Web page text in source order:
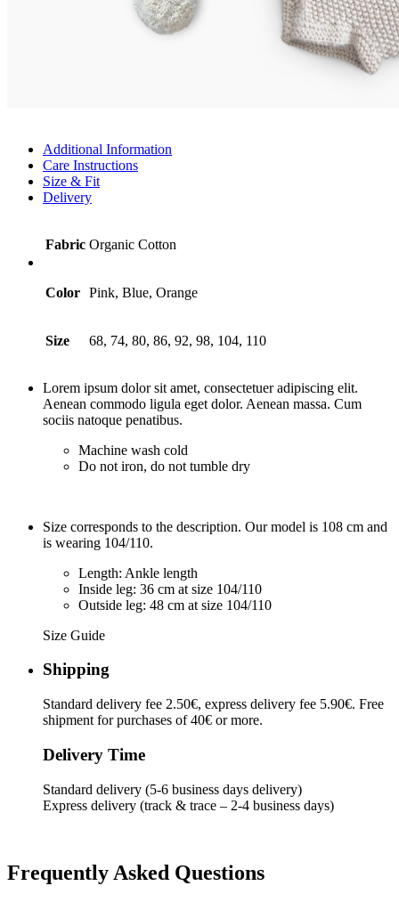
Additional Information
Care Instructions
Size & Fit
Delivery
Fabric Organic Cotton
Color Pink, Blue, Orange
Size 68, 74, 80, 86, 92, 98, 104, 110
Lorem ipsum dolor sit amet, consectetuer adipiscing elit.
Aenean commodo ligula eget dolor. Aenean massa. Cum
sociis natoque penatibus.
Machine wash cold
Do not iron, do not tumble dry
Size corresponds to the description. Our model is 108 cm and
is wearing 104/110.
Length: Ankle length
Inside leg: 36 cm at size 104/110
Outside leg: 48 cm at size 104/110
Size Guide
Shipping
Standard delivery fee 2.50€, express delivery fee 5.90€. Free
shipment for purchases of 40€ or more.
Delivery Time
Standard delivery (5-6 business days delivery)
Express delivery (track & trace – 2-4 business days)
Frequently Asked Questions